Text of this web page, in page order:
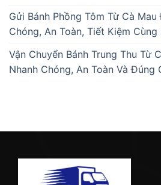
Gửi Bánh Phồng Tôm Từ Cà
Chóng, An Toàn, Tiết Kiệm
Vận Chuyển Bánh Trung Thu Từ
Nhanh Chóng, An Toàn Và Đúng